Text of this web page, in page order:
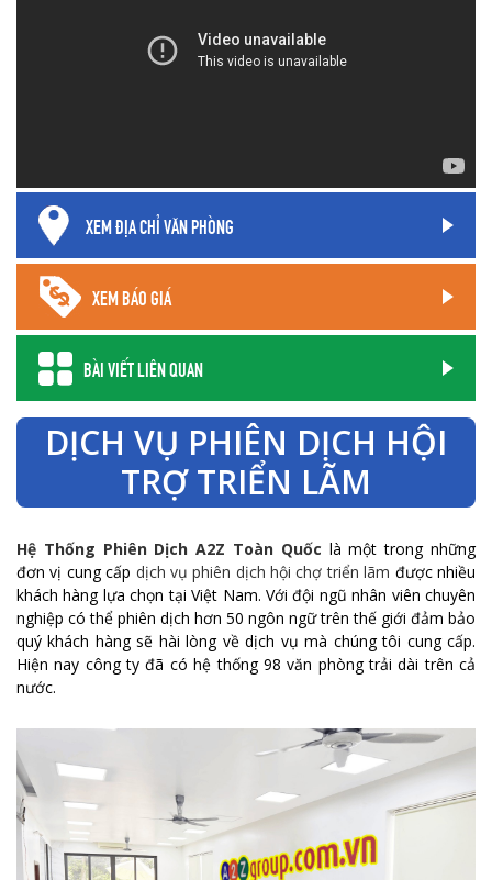
XEM ĐỊA CHỈ VĂN PHÒNG
XEM BÁO GIÁ
BÀI VIẾT LIÊN QUAN
DỊCH VỤ PHIÊN DỊCH HỘI
TRỢ TRIỂN LÃM
Hệ Thống Phiên Dịch A2Z Toàn Quốc là một trong những
đơn vị cung cấp dịch vụ phiên dịch hội chợ triển lãm được nhiều
khách hàng lựa chọn tại Việt Nam. Với đội ngũ nhân viên chuyên
nghiệp có thể phiên dịch hơn 50 ngôn ngữ trên thế giới đảm bảo
quý khách hàng sẽ hài lòng về dịch vụ mà chúng tôi cung cấp.
Hiện nay công ty đã có hệ thống 98 văn phòng trải dài trên cả
nước.